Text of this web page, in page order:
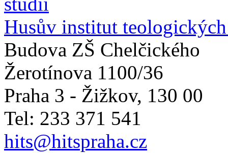
Husův institut
Budova ZŠ Chelčického
Žerotínova 1100/36
Praha 3 - Žižkov, 130 00
Tel: 233 371 541
hits@hitspraha.cz